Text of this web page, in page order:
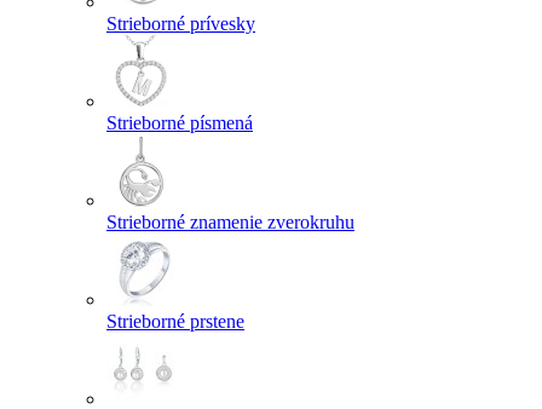
Strieborné prívesky
Strieborné písmená
Strieborné znamenie zverokruhu
Strieborné prstene